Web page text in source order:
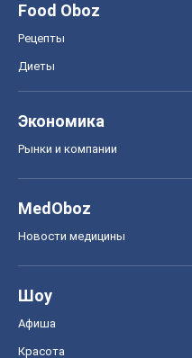
Food Oboz
Рецепты
Диеты
Экономика
Рынки и компании
MedOboz
Новости медицины
Шоу
Афиша
Красота